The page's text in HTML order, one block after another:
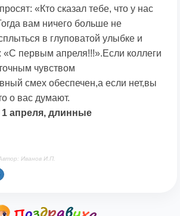
«Кто сказал тебе, что у нас
вам ничего больше не
в глуповатой улыбке и
«С первым апреля!!!».Если коллеги
чувством
смех обеспечен,а если нет,вы
о вас думают.
апреля, длинные
Иванов И.П.